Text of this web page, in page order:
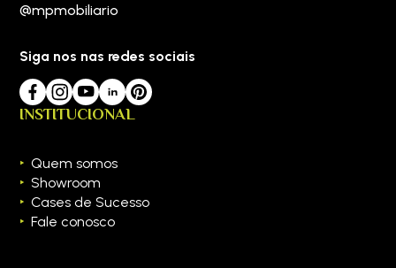
@mpmobiliario
Siga nos nas redes sociais
INSTITUCIONAL
Quem somos
Showroom
Cases de Sucesso
Fale conosco